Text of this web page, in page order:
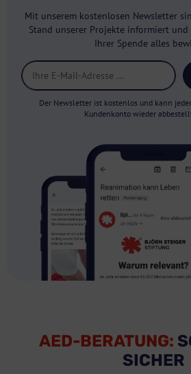
Mit unserem kostenlosen Newsletter
Stand unserer Projekte informiert
Ihrer Spende alles
Der Newsletter ist kostenlos und kann
Kundenkonto wieder
AED-BERATUNG:
SICHER